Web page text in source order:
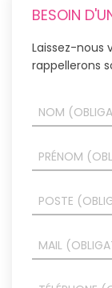
BESOIN
Laissez-nous
rappellerons